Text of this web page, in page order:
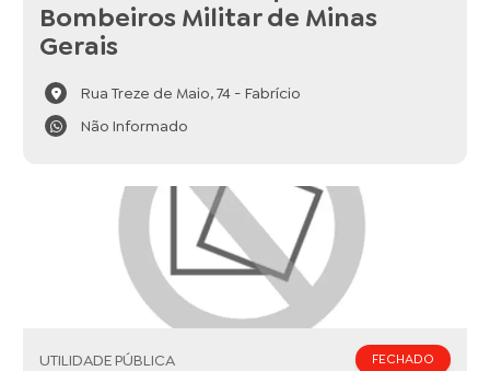
Bombeiros Militar de Minas
Gerais
Rua Treze de Maio, 74 - Fabrício
Não Informado
UTILIDADE PÚBLICA FECHADO